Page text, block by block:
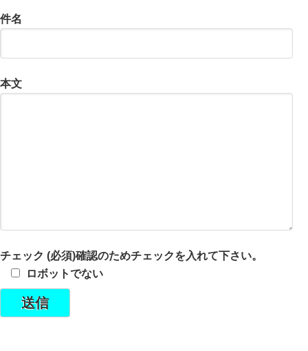
件名
本文
チェック (必須)確認のためチェックを入れて下さい。
ロボットでない